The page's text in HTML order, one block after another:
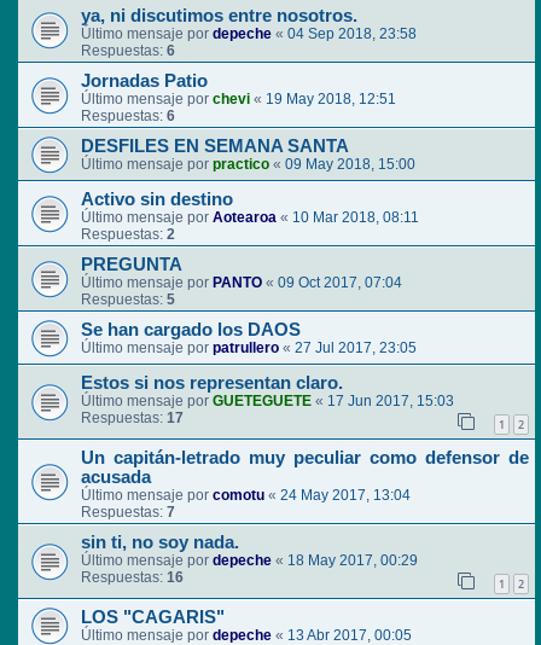
ya, ni discutimos entre nosotros.
Último mensaje por depeche « 04 Sep 2018, 23:58
Respuestas: 6
Jornadas Patio
Último mensaje por chevi « 19 May 2018, 12:51
Respuestas: 6
DESFILES EN SEMANA SANTA
Último mensaje por practico « 09 May 2018, 15:00
Activo sin destino
Último mensaje por Aotearoa « 10 Mar 2018, 08:11
Respuestas: 2
PREGUNTA
Último mensaje por PANTO « 09 Oct 2017, 07:04
Respuestas: 5
Se han cargado los DAOS
Último mensaje por patrullero « 27 Jul 2017, 23:05
Estos si nos representan claro.
Último mensaje por GUETEGUETE « 17 Jun 2017, 15:03
Respuestas: 17 1 2
Un capitán-letrado muy peculiar como defensor de
acusada
Último mensaje por comotu « 24 May 2017, 13:04
Respuestas: 7
sin ti, no soy nada.
Último mensaje por depeche « 18 May 2017, 00:29
Respuestas: 16 1 2
LOS "CAGARIS"
Último mensaje por depeche « 13 Abr 2017, 00:05